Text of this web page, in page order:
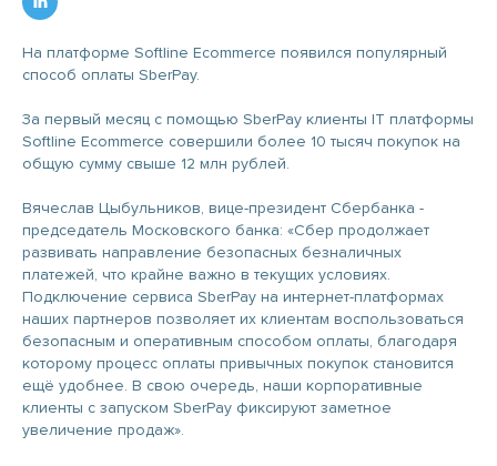
На платформе Softline Ecommerce появился популярный
способ оплаты SberPay.
За первый месяц с помощью SberPay клиенты IT платформы
Softline Ecommerce совершили более 10 тысяч покупок на
общую сумму свыше 12 млн рублей.
Вячеслав Цыбульников, вице-президент Сбербанка -
председатель Московского банка: «Сбер продолжает
развивать направление безопасных безналичных
платежей, что крайне важно в текущих условиях.
Подключение сервиса SberPay на интернет-платформах
наших партнеров позволяет их клиентам воспользоваться
безопасным и оперативным способом оплаты, благодаря
которому процесс оплаты привычных покупок становится
ещё удобнее. В свою очередь, наши корпоративные
клиенты с запуском SberPay фиксируют заметное
увеличение продаж».